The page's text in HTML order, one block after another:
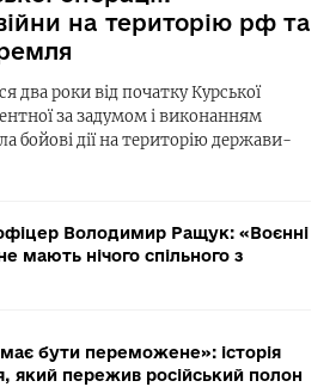
на територію рф та
два роки від початку Курської
за задумом і виконанням
бойові дії на територію держави-
Володимир Ращук: «Воєнні
мають нічого спільного з
бути переможене»: історія
який пережив російський полон